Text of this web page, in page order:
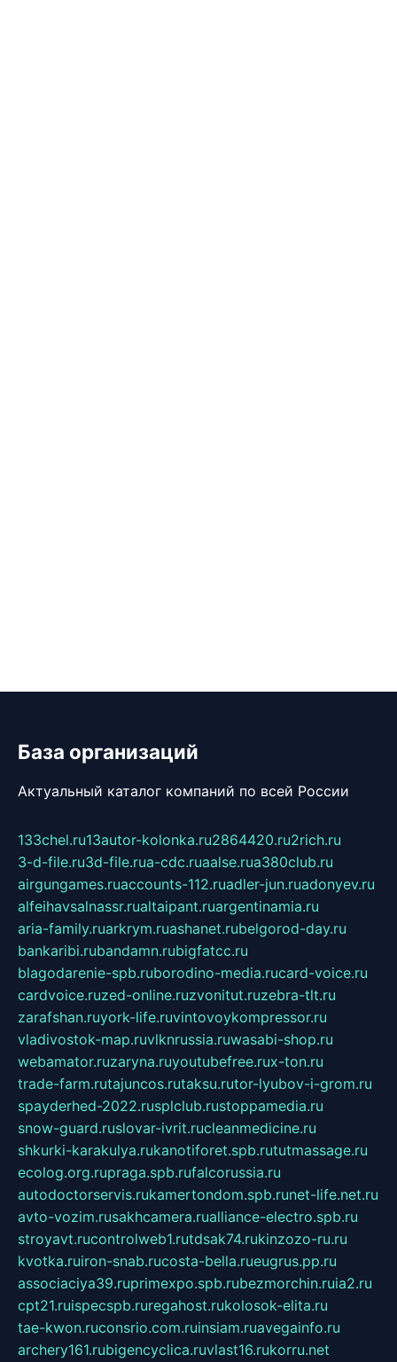
База организаций
Актуальный каталог компаний по всей России
133chel.ru13autor-kolonka.ru2864420.ru2rich.ru
3-d-file.ru3d-file.rua-cdc.ruaalse.rua380club.ru
airgungames.ruaccounts-112.ruadler-jun.ruadonyev.ru
alfeihavsalnassr.rualtaipant.ruargentinamia.ru
aria-family.ruarkrym.ruashanet.rubelgorod-day.ru
bankaribi.rubandamn.rubigfatcc.ru
blagodarenie-spb.ruborodino-media.rucard-voice.ru
cardvoice.ruzed-online.ruzvonitut.ruzebra-tlt.ru
zarafshan.ruyork-life.ruvintovoykompressor.ru
vladivostok-map.ruvlknrussia.ruwasabi-shop.ru
webamator.ruzaryna.ruyoutubefree.rux-ton.ru
trade-farm.rutajuncos.rutaksu.rutor-lyubov-i-grom.ru
spayderhed-2022.rusplclub.rustoppamedia.ru
snow-guard.ruslovar-ivrit.rucleanmedicine.ru
shkurki-karakulya.rukanotiforet.spb.rututmassage.ru
ecolog.org.rupraga.spb.rufalcorussia.ru
autodoctorservis.rukamertondom.spb.runet-life.net.ru
avto-vozim.rusakhcamera.rualliance-electro.spb.ru
stroyavt.rucontrolweb1.rutdsak74.rukinzozo-ru.ru
kvotka.ruiron-snab.rucosta-bella.rueugrus.pp.ru
associaciya39.ruprimexpo.spb.rubezmorchin.ruia2.ru
cpt21.ruispecspb.ruregahost.rukolosok-elita.ru
tae-kwon.ruconsrio.com.ruinsiam.ruavegainfo.ru
archery161.rubigencyclica.ruvlast16.rukorru.net